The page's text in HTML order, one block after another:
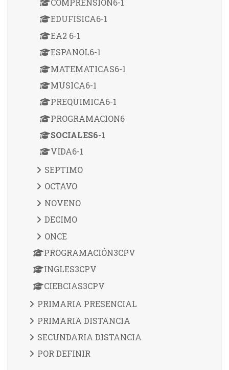
COMPRENSION6-1
EDUFISICA6-1
EA2 6-1
ESPANOL6-1
MATEMATICAS6-1
MUSICA6-1
PREQUIMICA6-1
PROGRAMACION6
SOCIALES6-1
VIDA6-1
SEPTIMO
OCTAVO
NOVENO
DECIMO
ONCE
PROGRAMACIÓN3CPV
INGLES3CPV
CIEBCIAS3CPV
PRIMARIA PRESENCIAL
PRIMARIA DISTANCIA
SECUNDARIA DISTANCIA
POR DEFINIR